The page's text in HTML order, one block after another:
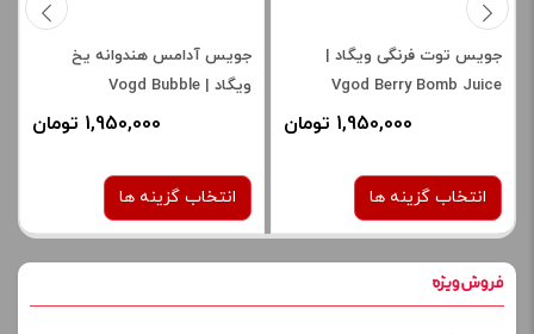
جویس توت فرنگی ویگاد |
Vgod Berry Bomb Juice
1,950,000 تومان
انتخاب گزینه ها
نیکوتین:
جویس آدامس هندوانه یخ
ویگاد | Vogd Bubble
Watermelon Iced Juice
1,950,000 تومان
انتخاب گزینه ها